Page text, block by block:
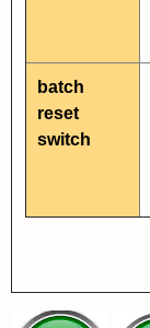
batch
reset
switch